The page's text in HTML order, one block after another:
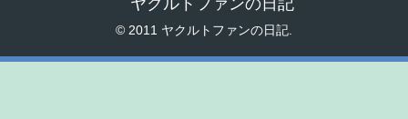
ヤクルトファンの日記
© 2011 ヤクルトファンの日記.